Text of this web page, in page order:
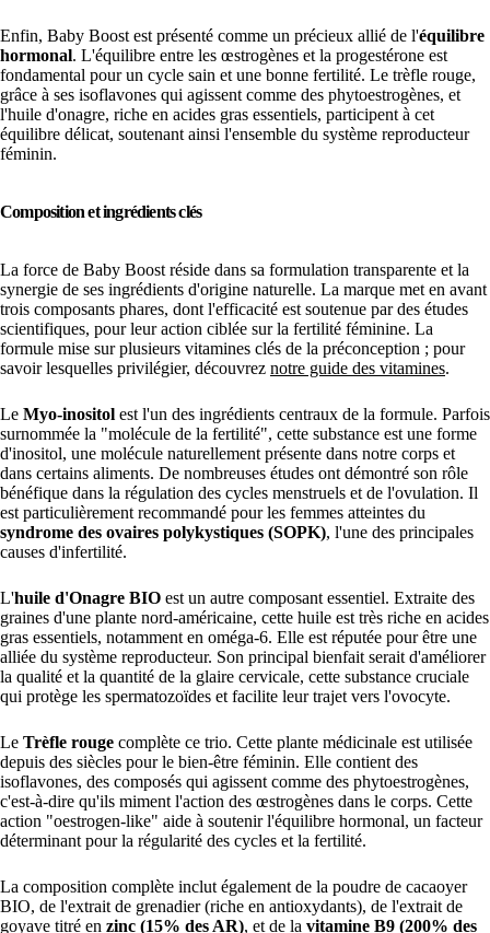
Enfin, Baby Boost est présenté comme un précieux allié de l'équilibre
hormonal. L'équilibre entre les œstrogènes et la progestérone est
fondamental pour un cycle sain et une bonne fertilité. Le trèfle rouge,
grâce à ses isoflavones qui agissent comme des phytoestrogènes, et
l'huile d'onagre, riche en acides gras essentiels, participent à cet
équilibre délicat, soutenant ainsi l'ensemble du système reproducteur
féminin.
Composition et ingrédients clés
La force de Baby Boost réside dans sa formulation transparente et la
synergie de ses ingrédients d'origine naturelle. La marque met en avant
trois composants phares, dont l'efficacité est soutenue par des études
scientifiques, pour leur action ciblée sur la fertilité féminine. La
formule mise sur plusieurs vitamines clés de la préconception ; pour
savoir lesquelles privilégier, découvrez notre guide des vitamines.
Le Myo-inositol est l'un des ingrédients centraux de la formule. Parfois
surnommée la "molécule de la fertilité", cette substance est une forme
d'inositol, une molécule naturellement présente dans notre corps et
dans certains aliments. De nombreuses études ont démontré son rôle
bénéfique dans la régulation des cycles menstruels et de l'ovulation. Il
est particulièrement recommandé pour les femmes atteintes du
syndrome des ovaires polykystiques (SOPK), l'une des principales
causes d'infertilité.
L'huile d'Onagre BIO est un autre composant essentiel. Extraite des
graines d'une plante nord-américaine, cette huile est très riche en acides
gras essentiels, notamment en oméga-6. Elle est réputée pour être une
alliée du système reproducteur. Son principal bienfait serait d'améliorer
la qualité et la quantité de la glaire cervicale, cette substance cruciale
qui protège les spermatozoïdes et facilite leur trajet vers l'ovocyte.
Le Trèfle rouge complète ce trio. Cette plante médicinale est utilisée
depuis des siècles pour le bien-être féminin. Elle contient des
isoflavones, des composés qui agissent comme des phytoestrogènes,
c'est-à-dire qu'ils miment l'action des œstrogènes dans le corps. Cette
action "oestrogen-like" aide à soutenir l'équilibre hormonal, un facteur
déterminant pour la régularité des cycles et la fertilité.
La composition complète inclut également de la poudre de cacaoyer
BIO, de l'extrait de grenadier (riche en antioxydants), de l'extrait de
goyave titré en zinc (15% des AR), et de la vitamine B9 (200% des